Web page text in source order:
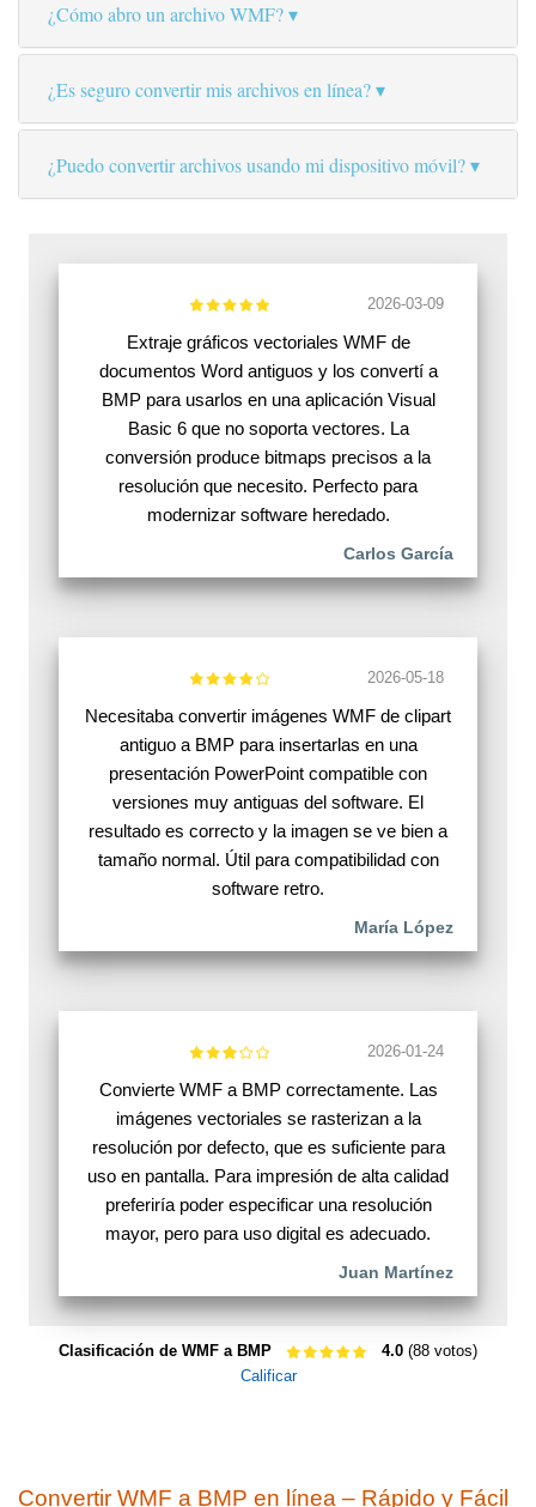
¿Cómo abro un archivo WMF?
¿Es seguro convertir mis archivos en línea?
¿Puedo convertir archivos usando mi dispositivo móvil?
2026-03-09
Extraje gráficos vectoriales WMF de
documentos Word antiguos y los convertí a
BMP para usarlos en una aplicación Visual
Basic 6 que no soporta vectores. La
conversión produce bitmaps precisos a la
resolución que necesito. Perfecto para
modernizar software heredado.
Carlos García
2026-05-18
Necesitaba convertir imágenes WMF de clipart
antiguo a BMP para insertarlas en una
presentación PowerPoint compatible con
versiones muy antiguas del software. El
resultado es correcto y la imagen se ve bien a
tamaño normal. Útil para compatibilidad con
software retro.
María López
2026-01-24
Convierte WMF a BMP correctamente. Las
imágenes vectoriales se rasterizan a la
resolución por defecto, que es suficiente para
uso en pantalla. Para impresión de alta calidad
preferiría poder especificar una resolución
mayor, pero para uso digital es adecuado.
Juan Martínez
Clasificación de WMF a BMP 4.0 (88 votos)
Calificar
Convertir WMF a BMP en línea – Rápido y Fácil